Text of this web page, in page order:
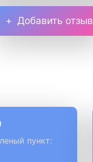
Добавить отзыв
пункт: